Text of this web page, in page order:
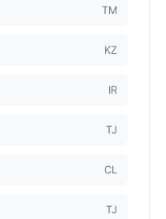
TM
KZ
IR
TJ
CL
TJ